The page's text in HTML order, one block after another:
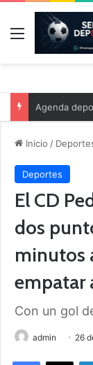
Menú
Agenda
Inicio /
Deportes
El CD
dos
minutos
empatar
Con un gol
admin 26